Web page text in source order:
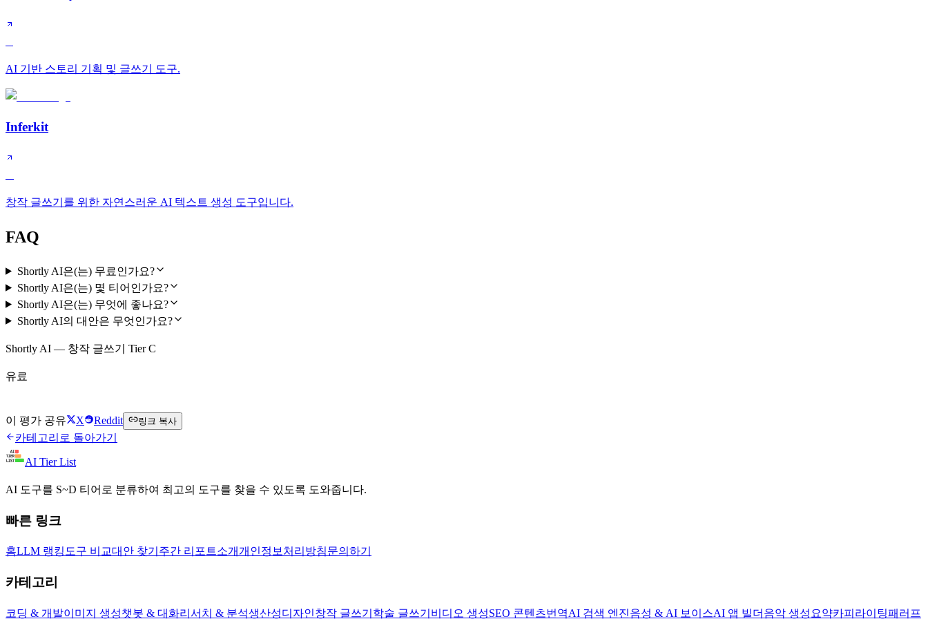
AI 기반 스토리 기획 및 글쓰기 도구.
Inferkit
창작 글쓰기를 위한 자연스러운 AI 텍스트 생성 도구입니다.
FAQ
Shortly AI은(는) 무료인가요?
Shortly AI은(는) 몇 티어인가요?
Shortly AI은(는) 무엇에 좋나요?
Shortly AI의 대안은 무엇인가요?
Shortly AI — 창작 글쓰기 Tier C
유료
이 평가 공유 X Reddit 링크 복사
카테고리로 돌아가기
AI Tier List
AI 도구를 S~D 티어로 분류하여 최고의 도구를 찾을 수 있도록 도와줍니다.
빠른 링크
홈LLM 랭킹 도구 비교대안 찾기 주간 리포트소개개인정보처리방침문의하기
카테고리
코딩 & 개발이미지 생성챗봇 & 대화리서치 & 분석생산성디자인창작 글쓰기 학술 글쓰기 비디오 생성SEO 콘텐츠번역AI 검색 엔진음성 & AI 보이스AI 앱 빌더 음악 생성 요약카피라이팅패러프